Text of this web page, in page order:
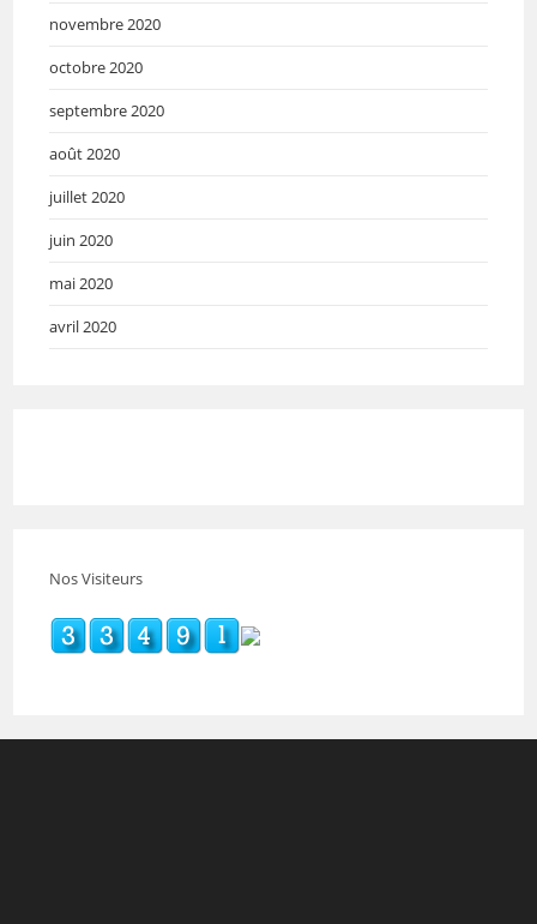
novembre 2020
octobre 2020
septembre 2020
août 2020
juillet 2020
juin 2020
mai 2020
avril 2020
Nos Visiteurs